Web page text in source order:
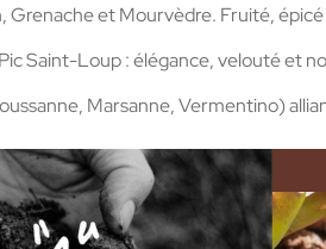
Grenache et Mourvèdre. Fruité,
Saint-Loup : élégance, velouté et
Marsanne, Vermentino)